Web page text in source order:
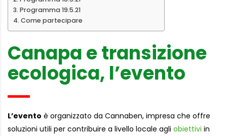
Programma 19.5.21
Come partecipare
Canapa e transizione
ecologica, l’evento
L’evento è organizzato da Cannaben, impresa che offre
soluzioni utili per contribuire a livello locale agli obiettivi in